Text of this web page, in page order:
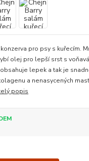
pro psy s kuřecím.
olej pro lepší srst s
lepek a tak je
a nenasycených
popis